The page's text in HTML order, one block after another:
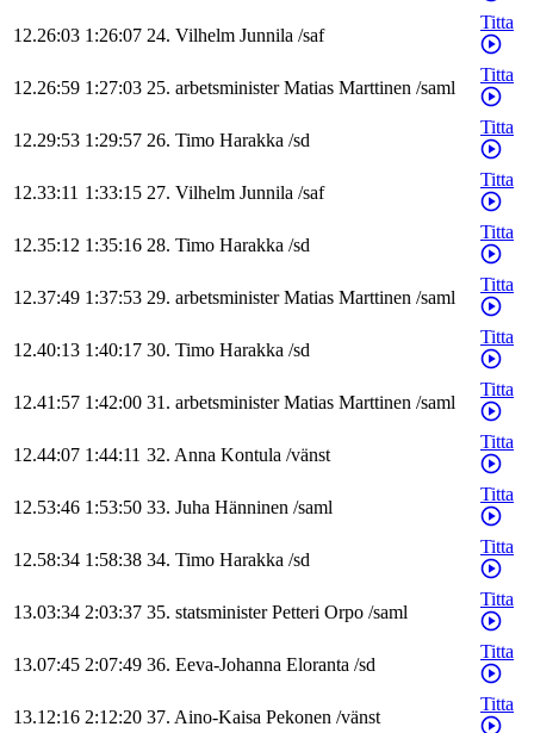
12.26:03 1:26:07 24. Vilhelm Junnila /saf
Titta
12.26:59 1:27:03 25. arbetsminister Matias Marttinen /saml
Titta
12.29:53 1:29:57 26. Timo Harakka /sd
Titta
12.33:11 1:33:15 27. Vilhelm Junnila /saf
Titta
12.35:12 1:35:16 28. Timo Harakka /sd
Titta
12.37:49 1:37:53 29. arbetsminister Matias Marttinen /saml
Titta
12.40:13 1:40:17 30. Timo Harakka /sd
Titta
12.41:57 1:42:00 31. arbetsminister Matias Marttinen /saml
Titta
12.44:07 1:44:11 32. Anna Kontula /vänst
Titta
12.53:46 1:53:50 33. Juha Hänninen /saml
Titta
12.58:34 1:58:38 34. Timo Harakka /sd
Titta
13.03:34 2:03:37 35. statsminister Petteri Orpo /saml
Titta
13.07:45 2:07:49 36. Eeva-Johanna Eloranta /sd
Titta
13.12:16 2:12:20 37. Aino-Kaisa Pekonen /vänst
Titta